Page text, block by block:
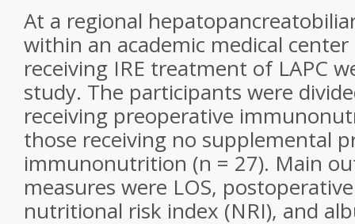
At a regional
within an academic medical
receiving IRE treatment of LAPC
study. The participants were
receiving preoperative
those receiving no supplemental
immunonutrition (n = 27). Main
measures were LOS,
nutritional risk index (NRI), and